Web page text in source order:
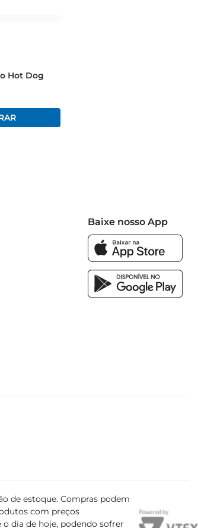
Hot Dog
Baixe nosso App
de estoque. Compras podem
com preços
dia de hoje, podendo sofrer